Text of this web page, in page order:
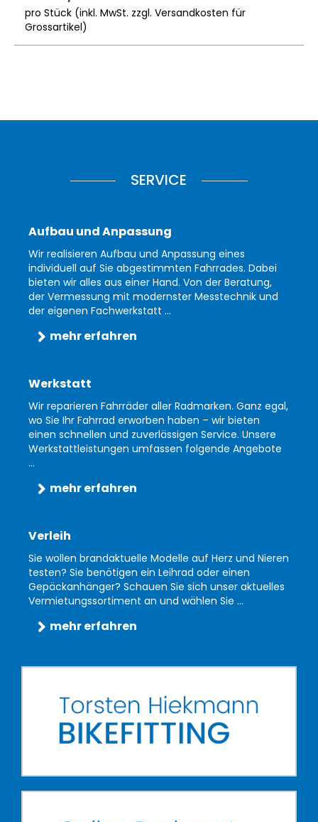
pro Stück (inkl. MwSt. zzgl. Versandkosten für
Grossartikel)
SERVICE
Aufbau und Anpassung
Wir realisieren Aufbau und Anpassung eines
individuell auf Sie abgestimmten Fahrrades. Dabei
bieten wir alles aus einer Hand. Von der Beratung,
der Vermessung mit modernster Messtechnik und
der eigenen Fachwerkstatt ...
mehr erfahren
Werkstatt
Wir reparieren Fahrräder aller Radmarken. Ganz egal,
wo Sie Ihr Fahrrad erworben haben – wir bieten
einen schnellen und zuverlässigen Service. Unsere
Werkstattleistungen umfassen folgende Angebote
...
mehr erfahren
Verleih
Sie wollen brandaktuelle Modelle auf Herz und Nieren
testen? Sie benötigen ein Leihrad oder einen
Gepäckanhänger? Schauen Sie sich unser aktuelles
Vermietungssortiment an und wählen Sie ...
mehr erfahren